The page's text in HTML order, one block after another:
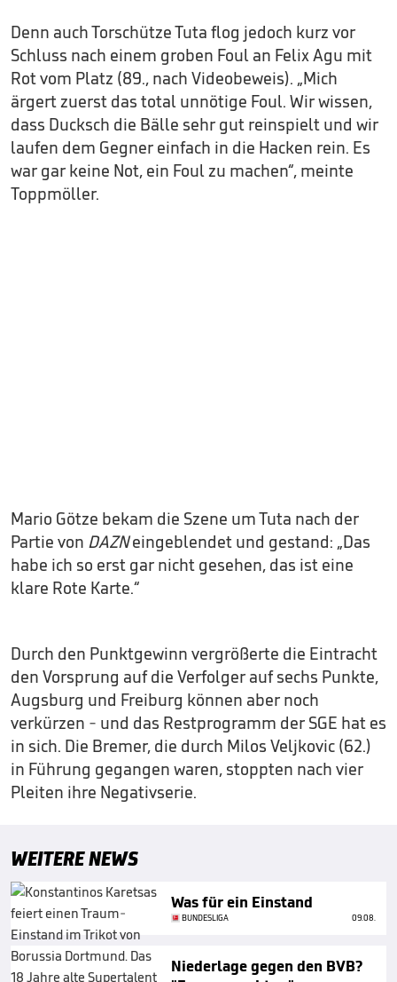
Denn auch Torschütze Tuta flog jedoch kurz vor
Schluss nach einem groben Foul an Felix Agu mit
Rot vom Platz (89., nach Videobeweis). „Mich
ärgert zuerst das total unnötige Foul. Wir wissen,
dass Ducksch die Bälle sehr gut reinspielt und wir
laufen dem Gegner einfach in die Hacken rein. Es
war gar keine Not, ein Foul zu machen“, meinte
Toppmöller.
Mario Götze bekam die Szene um Tuta nach der
Partie von DAZNeingeblendet und gestand: „Das
habe ich so erst gar nicht gesehen, das ist eine
klare Rote Karte.“
Durch den Punktgewinn vergrößerte die Eintracht
den Vorsprung auf die Verfolger auf sechs Punkte,
Augsburg und Freiburg können aber noch
verkürzen - und das Restprogramm der SGE hat es
in sich. Die Bremer, die durch Milos Veljkovic (62.)
in Führung gegangen waren, stoppten nach vier
Pleiten ihre Negativserie.
WEITERE NEWS
Was für ein Einstand
BUNDESLIGA 09.08.
Niederlage gegen den BVB?